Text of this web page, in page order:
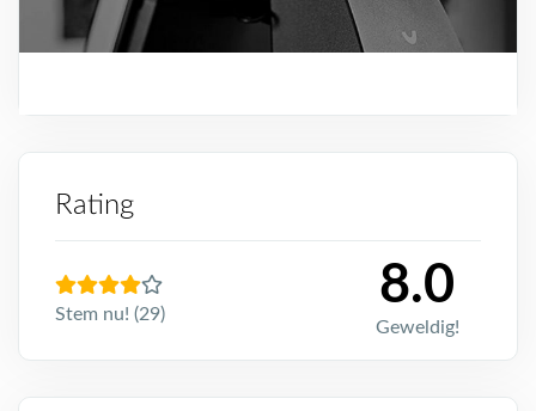
Rating
Stem nu! (29)
8.0
Geweldig!